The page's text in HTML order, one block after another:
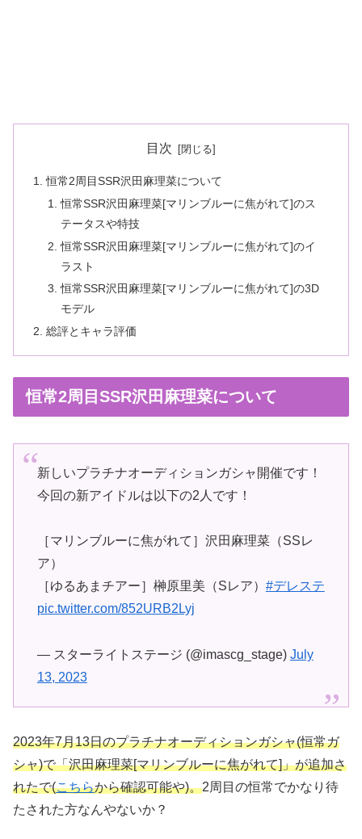
目次
恒常2周目SSR沢田麻理菜について
恒常SSR沢田麻理菜[マリンブルーに焦がれて]のス
テータスや特技
恒常SSR沢田麻理菜[マリンブルーに焦がれて]のイ
ラスト
恒常SSR沢田麻理菜[マリンブルーに焦がれて]の3D
モデル
総評とキャラ評価
恒常2周目SSR沢田麻理菜について
新しいプラチナオーディションガシャ開催です！
今回の新アイドルは以下の2人です！
［マリンブルーに焦がれて］沢田麻理菜（SSレ
ア）
［ゆるあまチアー］榊原里美（Sレア） #デレステ
pic.twitter.com/852URB2Lyj
— スターライトステージ (@imascg_stage) July
13, 2023
2023年7月13日のプラチナオーディションガシャ(恒常ガ
シャ)で「沢田麻理菜[マリンブルーに焦がれて]」が追加さ
れたで(こちらから確認可能や)。2周目の恒常でかなり待
たされた方なんやないか？